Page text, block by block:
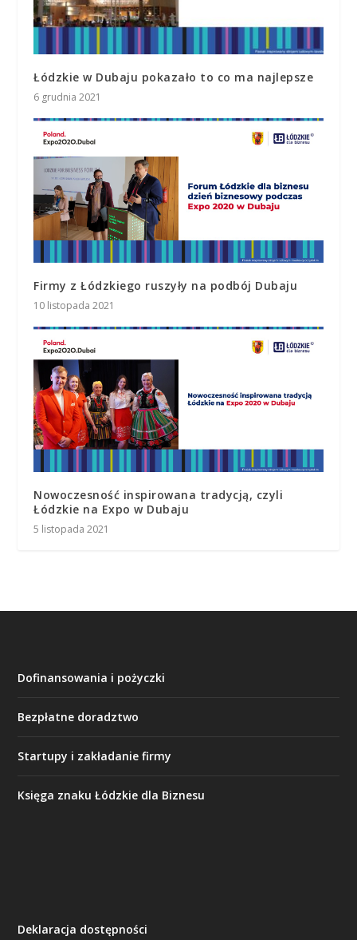
Łódzkie w Dubaju pokazało to co ma najlepsze
6 grudnia 2021
Firmy z Łódzkiego ruszyły na podbój Dubaju
10 listopada 2021
Nowoczesność inspirowana tradycją, czyli
Łódzkie na Expo w Dubaju
5 listopada 2021
Dofinansowania i pożyczki
Bezpłatne doradztwo
Startupy i zakładanie firmy
Księga znaku Łódzkie dla Biznesu
Deklaracja dostępności